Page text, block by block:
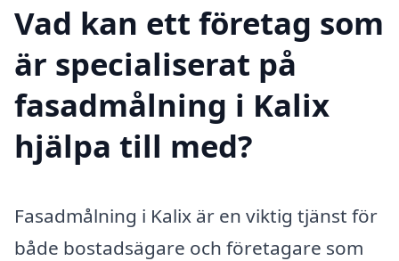
Vad kan ett företag som
är specialiserat på
fasadmålning i Kalix
hjälpa till med?
Fasadmålning i Kalix är en viktig tjänst för
både bostadsägare och företagare som